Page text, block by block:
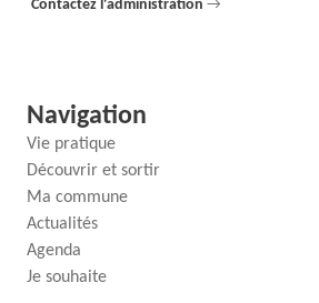
Contactez l'administration →
Navigation
Vie pratique
Découvrir et sortir
Ma commune
Actualités
Agenda
Je souhaite